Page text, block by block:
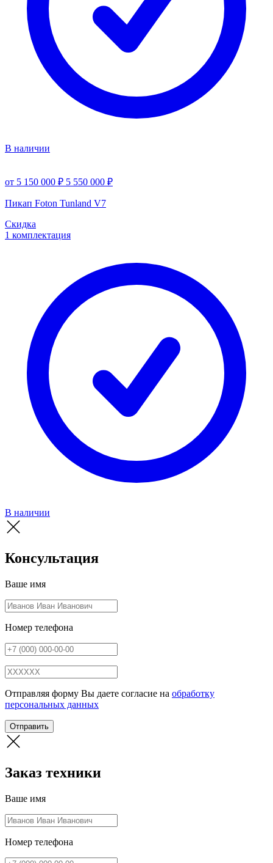
В наличии
от 5 150 000 ₽ 5 550 000 ₽
Пикап Foton Tunland V7
Скидка
1 комплектация
В наличии
Консультация
Ваше имя
Номер телефона
Отправляя форму Вы даете согласие на обработку
персональных данных
Отправить
Заказ техники
Ваше имя
Номер телефона